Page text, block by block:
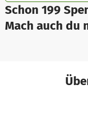
Schon 199
Mach auch du